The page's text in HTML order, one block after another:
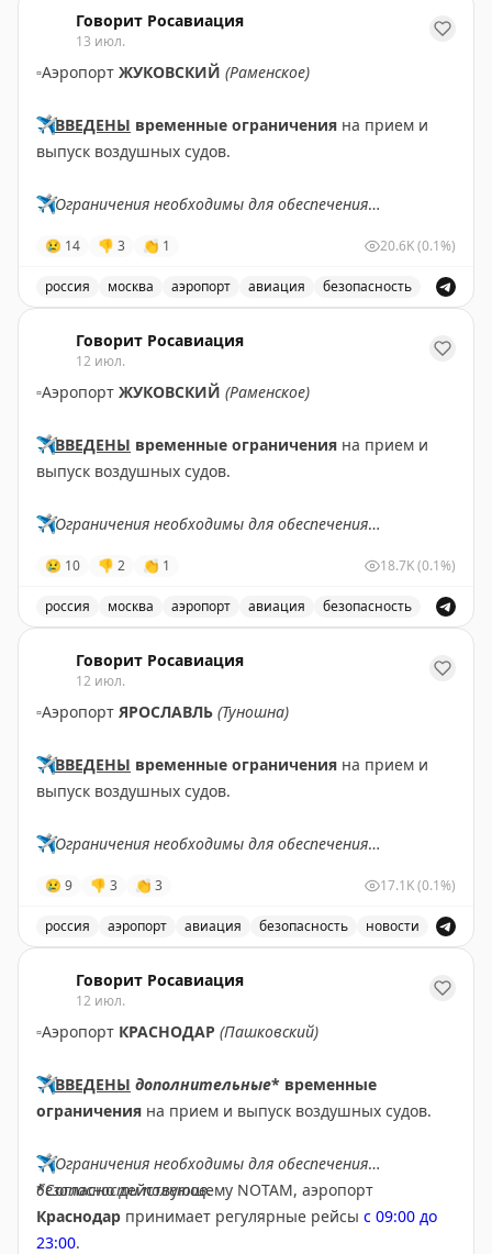
Говорит Росавиация
13 июл.
▫️Аэропорт ЖУКОВСКИЙ (Раменское)
✈️ВВЕДЕНЫ временные ограничения на прием и
выпуск воздушных судов.
✈️Ограничения необходимы для обеспечения
✈️ Говорит Росавиация| MАХ
😢 14 👎 3 👏 1 20.6K(0.1%)
россия москва аэропорт авиация безопасность
Говорит Росавиация
12 июл.
▫️Аэропорт ЖУКОВСКИЙ (Раменское)
✈️ВВЕДЕНЫ временные ограничения на прием и
выпуск воздушных судов.
✈️Ограничения необходимы для обеспечения
✈️ Говорит Росавиация| MАХ
😢 10 👎 2 👏 1 18.7K(0.1%)
россия москва аэропорт авиация безопасность
Говорит Росавиация
12 июл.
▫️Аэропорт ЯРОСЛАВЛЬ (Туношна)
✈️ВВЕДЕНЫ временные ограничения на прием и
выпуск воздушных судов.
✈️Ограничения необходимы для обеспечения
✈️ Говорит Росавиация|МАХ
😢 9 👎 3 👏 3 17.1K(0.1%)
россия аэропорт авиация безопасность новости
Говорит Росавиация
12 июл.
▫️Аэропорт КРАСНОДАР (Пашковский)
✈️ВВЕДЕНЫ дополнительные* временные
ограничения на прием и выпуск воздушных судов.
✈️Ограничения необходимы для обеспечения
безопасности полетов.
*Согласно действующему NOTAM, аэропорт
Краснодар принимает регулярные рейсы с 09:00 до
23:00.